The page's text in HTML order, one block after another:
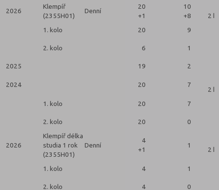
2026
Klempíř
(2355H01)
Denní
20
+1
10
+8
2
1. kolo
20 9
2. kolo 6 1
2025 19 2
2024 20 7
2
1. kolo
20 7
2. kolo 20 0
2026
Klempíř délka
studia 1 rok
(2355H01)
Denní
4
+1
1
2
1. kolo 4 1
2. kolo 4 0